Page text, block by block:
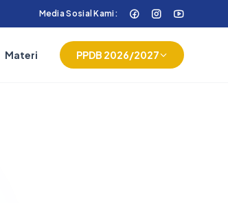
Media Sosial Kami:
Materi PPDB 2026/2027